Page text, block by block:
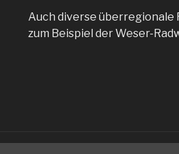
Auch diverse überregionale
zum Beispiel der Weser-